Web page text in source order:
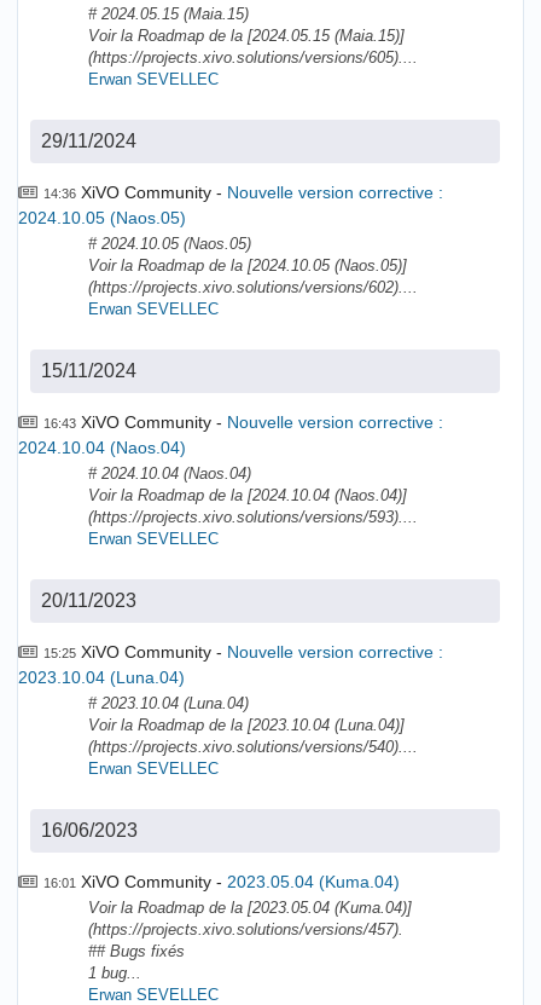
# 2024.05.15 (Maia.15)
Voir la Roadmap de la [2024.05.15 (Maia.15)]
(https://projects.xivo.solutions/versions/605)....
Erwan SEVELLEC
29/11/2024
14:36 XiVO Community
Nouvelle version corrective :
2024.10.05 (Naos.05)
# 2024.10.05 (Naos.05)
Voir la Roadmap de la [2024.10.05 (Naos.05)]
(https://projects.xivo.solutions/versions/602)....
Erwan SEVELLEC
15/11/2024
16:43 XiVO Community
Nouvelle version corrective :
2024.10.04 (Naos.04)
# 2024.10.04 (Naos.04)
Voir la Roadmap de la [2024.10.04 (Naos.04)]
(https://projects.xivo.solutions/versions/593)....
Erwan SEVELLEC
20/11/2023
15:25 XiVO Community
Nouvelle version corrective :
2023.10.04 (Luna.04)
# 2023.10.04 (Luna.04)
Voir la Roadmap de la [2023.10.04 (Luna.04)]
(https://projects.xivo.solutions/versions/540)....
Erwan SEVELLEC
16/06/2023
16:01 XiVO Community 2023.05.04 (Kuma.04)
Voir la Roadmap de la [2023.05.04 (Kuma.04)]
(https://projects.xivo.solutions/versions/457).
## Bugs fixés
1 bug...
Erwan SEVELLEC